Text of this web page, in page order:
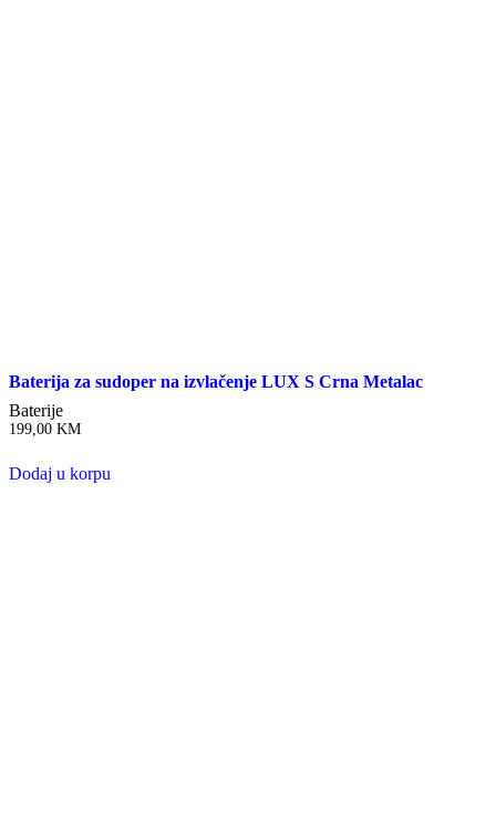
Baterija za sudoper na izvlačenje LUX S Crna Metalac
Baterije
199,00 KM
Dodaj u korpu